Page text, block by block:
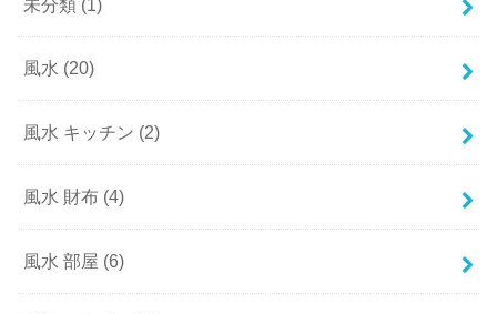
風水 (20)
風水 キッチン (2)
風水 財布 (4)
風水 部屋 (6)